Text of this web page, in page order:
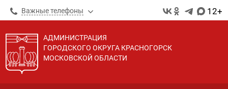
Важные телефоны 12+
АДМИНИСТРАЦИЯ
ГОРОДСКОГО ОКРУГА КРАСНОГОРСК
МОСКОВСКОЙ ОБЛАСТИ